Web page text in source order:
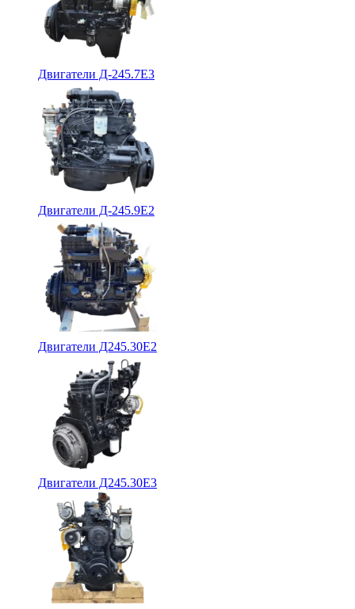
Двигатели Д-245.7Е3
Двигатели Д-245.9Е2
Двигатели Д245.30Е2
Двигатели Д245.30Е3